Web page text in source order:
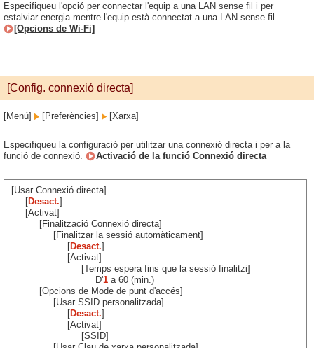
Especifiqueu l'opció per connectar l'equip a una LAN sense fil i per
estalviar energia mentre l'equip està connectat a una LAN sense fil.
[Opcions de Wi-Fi]
[Config. connexió directa]
[Menú] [Preferències] [Xarxa]
Especifiqueu la configuració per utilitzar una connexió directa i per a la
funció de connexió.
Activació de la funció Connexió directa
[Usar Connexió directa]
[Desact.]
[Activat]
[Finalització Connexió directa]
[Finalitzar la sessió automàticament]
[Desact.]
[Activat]
[Temps espera fins que la sessió finalitzi]
D'1 a 60 (min.)
[Opcions de Mode de punt d'accés]
[Usar SSID personalitzada]
[Desact.]
[Activat]
[SSID]